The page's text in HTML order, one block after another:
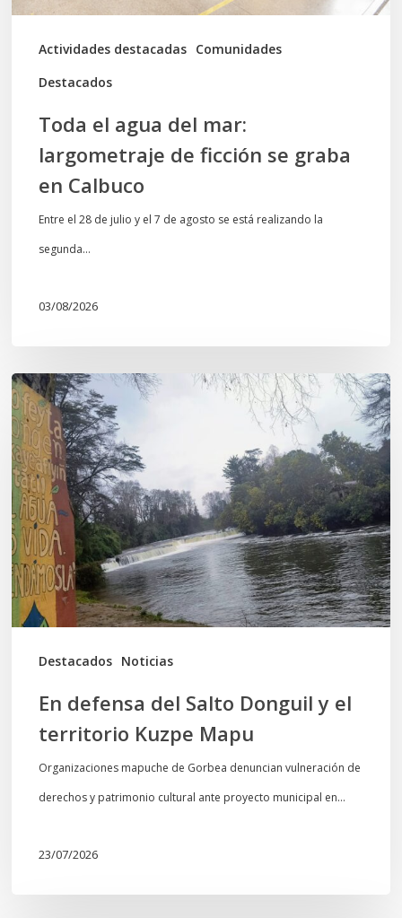
Actividades destacadas Comunidades
Destacados
se
graba
Toda el agua del mar:
largometraje de ficción se graba
en Calbuco
Entre el 28 de julio y el 7 de agosto se está realizando la
segunda…
03/08/2026
Destacados Noticias
En
defensa
del
Salto
Donguil
y
el
territorio
Kuzpe
Mapu
En defensa del Salto Donguil y el
territorio Kuzpe Mapu
Organizaciones mapuche de Gorbea denuncian vulneración de
derechos y patrimonio cultural ante proyecto municipal en…
23/07/2026